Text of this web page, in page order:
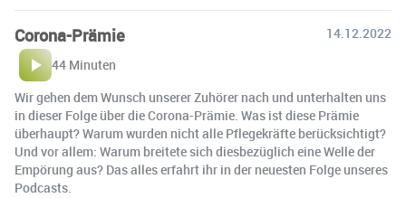
Corona-Prämie
14.12.2022
44 Minuten
Wir gehen dem Wunsch unserer Zuhörer nach und unterhalten uns
in dieser Folge über die Corona-Prämie. Was ist diese Prämie
überhaupt? Warum wurden nicht alle Pflegekräfte berücksichtigt?
Und vor allem: Warum breitete sich diesbezüglich eine Welle der
Empörung aus? Das alles erfahrt ihr in der neuesten Folge unseres
Podcasts.